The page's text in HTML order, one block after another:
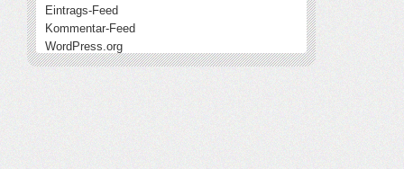
Eintrags-Feed
Kommentar-Feed
WordPress.org